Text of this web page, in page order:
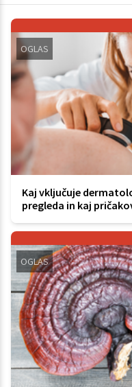
OGLAS
Kaj vključuje
pregleda in kaj
OGLAS